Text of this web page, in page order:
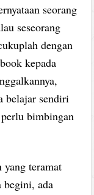
seorang
seseorang
dengan
kepada
belajar sendiri
bimbingan
yang teramat
begini, ada